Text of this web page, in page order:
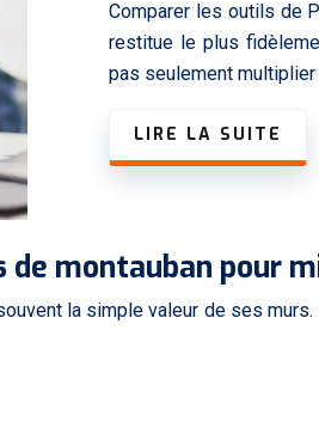
Comparer les outils de
restitue le plus
pas seulement
LIRE LA SUITE
montauban pour
la simple valeur de ses